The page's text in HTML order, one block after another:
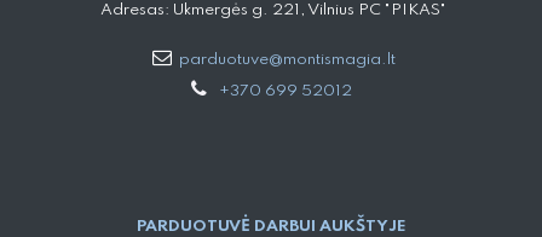
Adresas: Ukmergės g. 221, Vilnius PC "PIKAS"
parduotuve@montismagia.lt
+370 699 52012
PARDUOTUVĖ DARBUI AUKŠTYJE